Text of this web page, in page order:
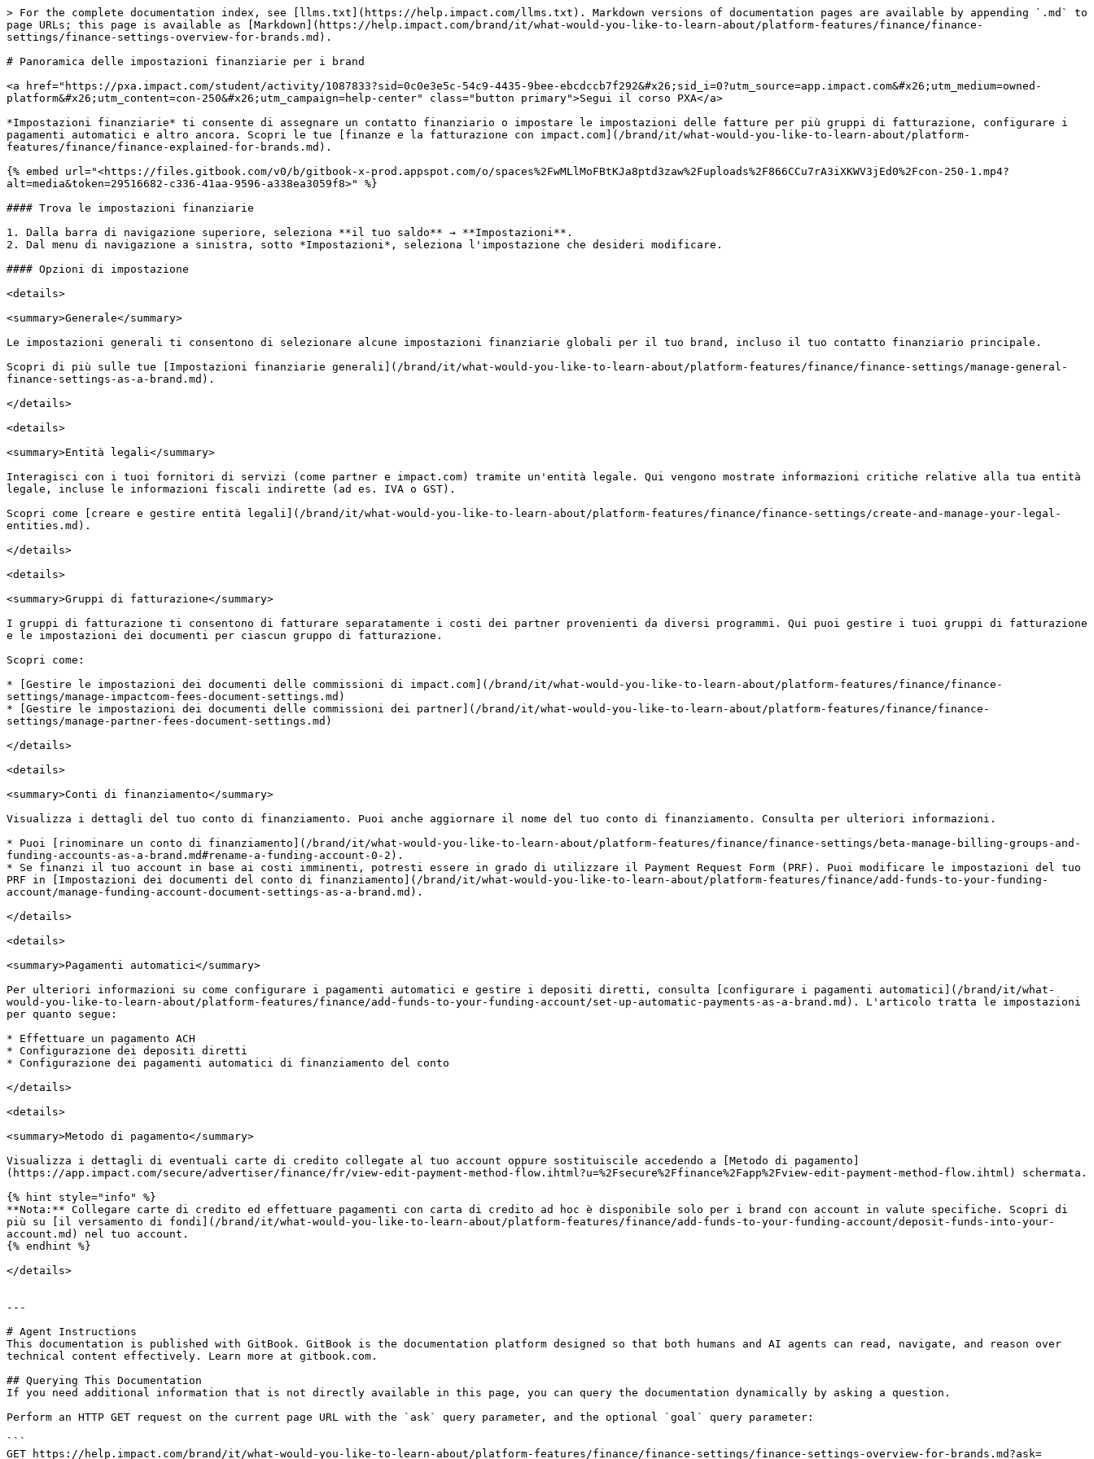
> For the complete documentation index, see [llms.txt](https://help.impact.com/llms.txt). Markdown versions of documentation pages are available by appending `.md` to
page URLs; this page is available as [Markdown](https://help.impact.com/brand/it/what-would-you-like-to-learn-about/platform-features/finance/finance-
settings/finance-settings-overview-for-brands.md).
# Panoramica delle impostazioni finanziarie per i brand
<a href="https://pxa.impact.com/student/activity/1087833?sid=0c0e3e5c-54c9-4435-9bee-ebcdccb7f292&#x26;sid_i=0?utm_source=app.impact.com&#x26;utm_medium=owned-
platform&#x26;utm_content=con-250&#x26;utm_campaign=help-center" class="button primary">Segui il corso PXA</a>
*Impostazioni finanziarie* ti consente di assegnare un contatto finanziario o impostare le impostazioni delle fatture per più gruppi di fatturazione, configurare i
pagamenti automatici e altro ancora. Scopri le tue [finanze e la fatturazione con impact.com](/brand/it/what-would-you-like-to-learn-about/platform-
features/finance/finance-explained-for-brands.md).
{% embed url="<https://files.gitbook.com/v0/b/gitbook-x-prod.appspot.com/o/spaces%2FwMLlMoFBtKJa8ptd3zaw%2Fuploads%2F866CCu7rA3iXKWV3jEd0%2Fcon-250-1.mp4?
alt=media&token=29516682-c336-41aa-9596-a338ea3059f8>" %}
#### Trova le impostazioni finanziarie
1. Dalla barra di navigazione superiore, seleziona **il tuo saldo** → **Impostazioni**.
2. Dal menu di navigazione a sinistra, sotto *Impostazioni*, seleziona l'impostazione che desideri modificare.
#### Opzioni di impostazione
<details>
<summary>Generale</summary>
Le impostazioni generali ti consentono di selezionare alcune impostazioni finanziarie globali per il tuo brand, incluso il tuo contatto finanziario principale.
Scopri di più sulle tue [Impostazioni finanziarie generali](/brand/it/what-would-you-like-to-learn-about/platform-features/finance/finance-settings/manage-general-
finance-settings-as-a-brand.md).
</details>
<details>
<summary>Entità legali</summary>
Interagisci con i tuoi fornitori di servizi (come partner e impact.com) tramite un'entità legale. Qui vengono mostrate informazioni critiche relative alla tua entità
legale, incluse le informazioni fiscali indirette (ad es. IVA o GST).
Scopri come [creare e gestire entità legali](/brand/it/what-would-you-like-to-learn-about/platform-features/finance/finance-settings/create-and-manage-your-legal-
entities.md).
</details>
<details>
<summary>Gruppi di fatturazione</summary>
I gruppi di fatturazione ti consentono di fatturare separatamente i costi dei partner provenienti da diversi programmi. Qui puoi gestire i tuoi gruppi di fatturazione
e le impostazioni dei documenti per ciascun gruppo di fatturazione.
Scopri come:
* [Gestire le impostazioni dei documenti delle commissioni di impact.com](/brand/it/what-would-you-like-to-learn-about/platform-features/finance/finance-
settings/manage-impactcom-fees-document-settings.md)
* [Gestire le impostazioni dei documenti delle commissioni dei partner](/brand/it/what-would-you-like-to-learn-about/platform-features/finance/finance-
settings/manage-partner-fees-document-settings.md)
</details>
<details>
<summary>Conti di finanziamento</summary>
Visualizza i dettagli del tuo conto di finanziamento. Puoi anche aggiornare il nome del tuo conto di finanziamento. Consulta per ulteriori informazioni.
* Puoi [rinominare un conto di finanziamento](/brand/it/what-would-you-like-to-learn-about/platform-features/finance/finance-settings/beta-manage-billing-groups-and-
funding-accounts-as-a-brand.md#rename-a-funding-account-0-2).
* Se finanzi il tuo account in base ai costi imminenti, potresti essere in grado di utilizzare il Payment Request Form (PRF). Puoi modificare le impostazioni del tuo
PRF in [Impostazioni dei documenti del conto di finanziamento](/brand/it/what-would-you-like-to-learn-about/platform-features/finance/add-funds-to-your-funding-
account/manage-funding-account-document-settings-as-a-brand.md).
</details>
<details>
<summary>Pagamenti automatici</summary>
Per ulteriori informazioni su come configurare i pagamenti automatici e gestire i depositi diretti, consulta [configurare i pagamenti automatici](/brand/it/what-
would-you-like-to-learn-about/platform-features/finance/add-funds-to-your-funding-account/set-up-automatic-payments-as-a-brand.md). L'articolo tratta le impostazioni
per quanto segue:
* Effettuare un pagamento ACH
* Configurazione dei depositi diretti
* Configurazione dei pagamenti automatici di finanziamento del conto
</details>
<details>
<summary>Metodo di pagamento</summary>
Visualizza i dettagli di eventuali carte di credito collegate al tuo account oppure sostituiscile accedendo a [Metodo di pagamento]
(https://app.impact.com/secure/advertiser/finance/fr/view-edit-payment-method-flow.ihtml?u=%2Fsecure%2Ffinance%2Fapp%2Fview-edit-payment-method-flow.ihtml) schermata.
{% hint style="info" %}
**Nota:** Collegare carte di credito ed effettuare pagamenti con carta di credito ad hoc è disponibile solo per i brand con account in valute specifiche. Scopri di
più su [il versamento di fondi](/brand/it/what-would-you-like-to-learn-about/platform-features/finance/add-funds-to-your-funding-account/deposit-funds-into-your-
account.md) nel tuo account.
{% endhint %}
</details>
---
# Agent Instructions
This documentation is published with GitBook. GitBook is the documentation platform designed so that both humans and AI agents can read, navigate, and reason over
technical content effectively. Learn more at gitbook.com.
## Querying This Documentation
If you need additional information that is not directly available in this page, you can query the documentation dynamically by asking a question.
Perform an HTTP GET request on the current page URL with the `ask` query parameter, and the optional `goal` query parameter:
```
GET https://help.impact.com/brand/it/what-would-you-like-to-learn-about/platform-features/finance/finance-settings/finance-settings-overview-for-brands.md?ask=